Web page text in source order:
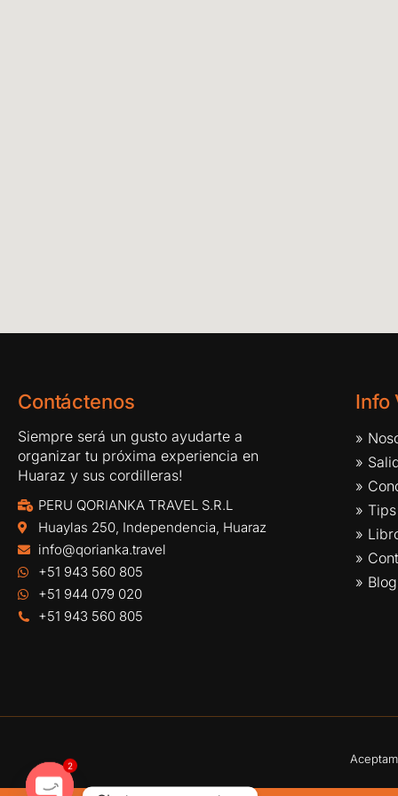
Contáctenos
Siempre será un gusto ayudarte a
organizar tu próxima experiencia en
Huaraz y sus cordilleras!
PERU QORIANKA TRAVEL S.R.L
Huaylas 250, Independencia, Huaraz
info@qorianka.travel
+51 943 560 805
+51 944 079 020
+51 943 560 805
Info
»
»
»
»
»
»
» Blog
2